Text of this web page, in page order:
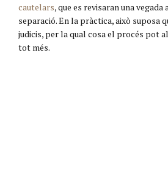
cautelars, que es revisaran una
separació. En la pràctica, això suposa
judicis, per la qual cosa el procés pot
tot més.